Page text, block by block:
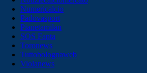
Numericalcio
Padovasport
Pianetamilan
SOS Fanta
Toronews
Tuttobolognaweb
Violanews